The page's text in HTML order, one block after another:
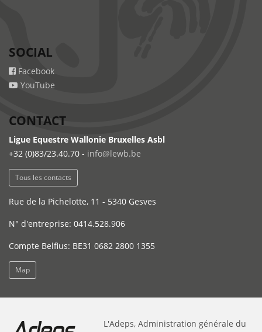
SOCIAL
Facebook
YouTube
CONTACT
Ligue Equestre Wallonie Bruxelles Asbl
+32 (0)83/23.40.70 - info@lewb.be
Tous les contacts
Rue de la Pichelotte, 11 - 5340 Gesves
N° d'entreprise: 0414.528.906
Compte Belfius: BE31 0682 2800 1355
Map
L'Adeps, Administration générale du